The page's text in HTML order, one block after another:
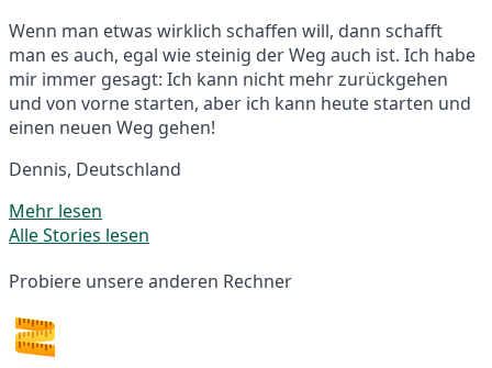
Wenn man etwas wirklich schaffen will, dann schafft
man es auch, egal wie steinig der Weg auch ist. Ich habe
mir immer gesagt: Ich kann nicht mehr zurückgehen
und von vorne starten, aber ich kann heute starten und
einen neuen Weg gehen!
Dennis, Deutschland
Mehr lesen
Alle Stories lesen
Probiere unsere anderen Rechner